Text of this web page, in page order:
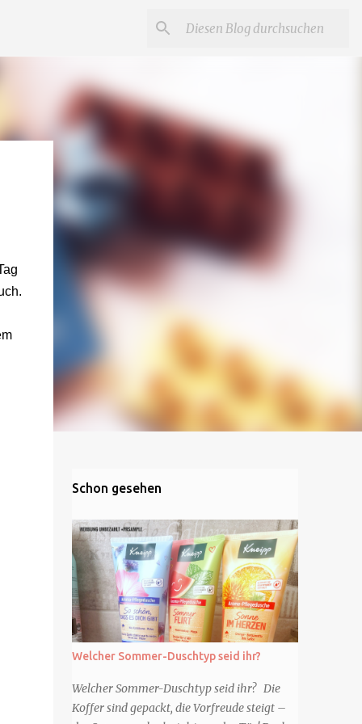
Schon gesehen
Welcher Sommer-Duschtyp seid ihr?
Welcher Sommer-Duschtyp seid ihr? Die
Koffer sind gepackt, die Vorfreude steigt –